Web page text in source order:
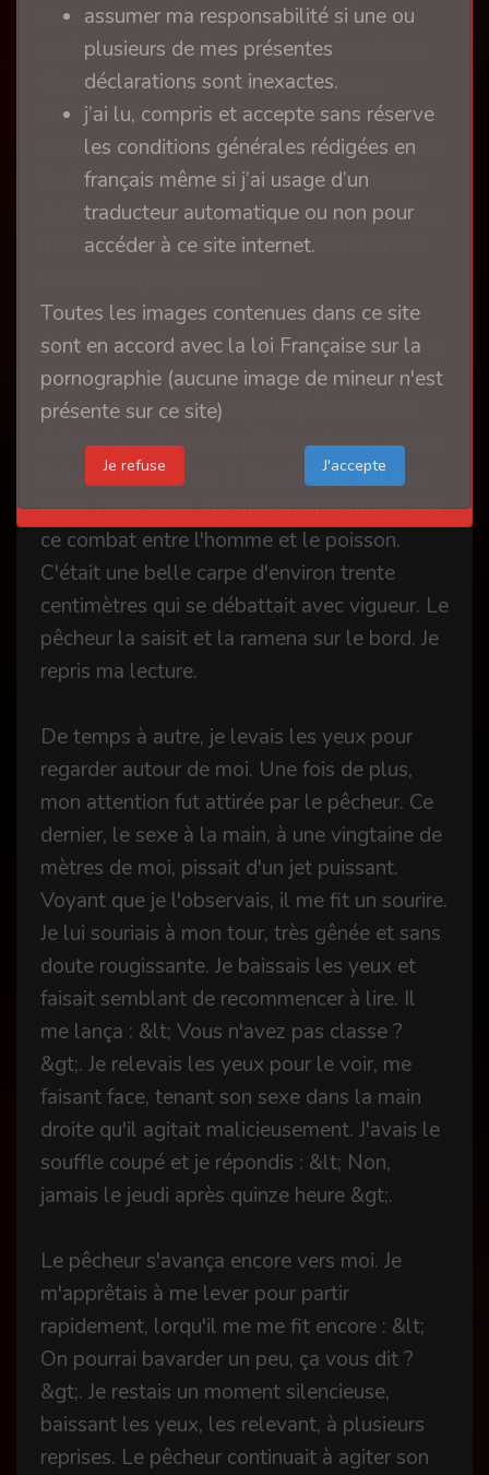
trentaine de mètres, il y avait un pêcheur,
assis, que je n'avais pas aperçu en arrivant,
dissimulé qu'il était, derrière quelques
arbustes. C'était un homme d'environ
soixante ans, plutôt petit et ventru. Lorsque
j'arrivais à sa hauteur il me salua poliment.
Je fis de même. J'avais toujours un livre dans
ma musette et je choisis de m'installer sur
Je lisais depuis environ une demi heure. Mon
attention attirée par des bruits, je levais les
yeux pour apercevoir que le pêcheur était
debout dans l'eau jusqu'à mi-cuisses, tenant
fortement sa canne. Il devait avoir fait une
prise. J'observais attentivement, amusée par
ce combat entre l'homme et le poisson.
C'était une belle carpe d'environ trente
centimètres qui se débattait avec vigueur. Le
pêcheur la saisit et la ramena sur le bord. Je
repris ma lecture.
De temps à autre, je levais les yeux pour
regarder autour de moi. Une fois de plus,
mon attention fut attirée par le pêcheur. Ce
dernier, le sexe à la main, à une vingtaine de
mètres de moi, pissait d'un jet puissant.
Voyant que je l'observais, il me fit un sourire.
Je lui souriais à mon tour, très gênée et sans
doute rougissante. Je baissais les yeux et
faisait semblant de recommencer à lire. Il
me lança : &lt; Vous n'avez pas classe ?
&gt;. Je relevais les yeux pour le voir, me
faisant face, tenant son sexe dans la main
droite qu'il agitait malicieusement. J'avais le
souffle coupé et je répondis : &lt; Non,
jamais le jeudi après quinze heure &gt;.
Le pêcheur s'avança encore vers moi. Je
m'apprêtais à me lever pour partir
rapidement, lorqu'il me me fit encore : &lt;
On pourrai bavarder un peu, ça vous dit ?
&gt;. Je restais un moment silencieuse,
baissant les yeux, les relevant, à plusieurs
reprises. Le pêcheur continuait à agiter son
assumer ma responsabilité si une ou
plusieurs de mes présentes
déclarations sont inexactes.
j’ai lu, compris et accepte sans réserve
les conditions générales rédigées en
français même si j’ai usage d’un
traducteur automatique ou non pour
accéder à ce site internet.
Toutes les images contenues dans ce site
sont en accord avec la loi Française sur la
pornographie (aucune image de mineur n'est
présente sur ce site)
Je refuse